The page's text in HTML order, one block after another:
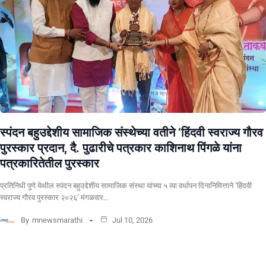
स्पंदन बहुउद्देशीय सामाजिक संस्थेच्या वतीने ‘हिंदवी स्वराज्य गौरव
पुरस्कार प्रदान, दै. पुढारीचे पत्रकार काशिनाथ पिंगळे यांना
पत्रकारितेतील पुरस्कार
प्रतिनिधी पुणे येथील स्पंदन बहुउद्देशीय सामाजिक संस्था यांच्या ५ व्या वर्धापन दिनानिमित्ताने ‘हिंदवी
स्वराज्य गौरव पुरस्कार २०२६’ मंगळवार…
By mnewsmarathi Jul 10, 2026